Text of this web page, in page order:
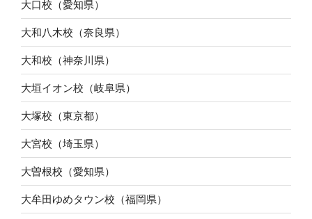
大口校（愛知県）
大和八木校（奈良県）
大和校（神奈川県）
大垣イオン校（岐阜県）
大塚校（東京都）
大宮校（埼玉県）
大曽根校（愛知県）
大牟田ゆめタウン校（福岡県）